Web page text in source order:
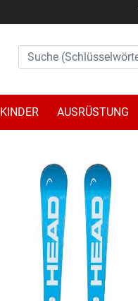
KINDER AUSRÜSTUNG